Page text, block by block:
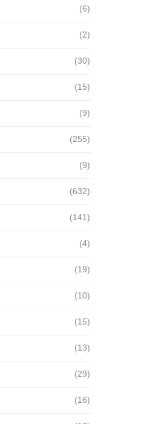
(6)
(2)
(30)
(15)
(9)
(255)
(9)
(632)
(141)
(4)
(19)
(10)
(15)
(13)
(29)
(16)